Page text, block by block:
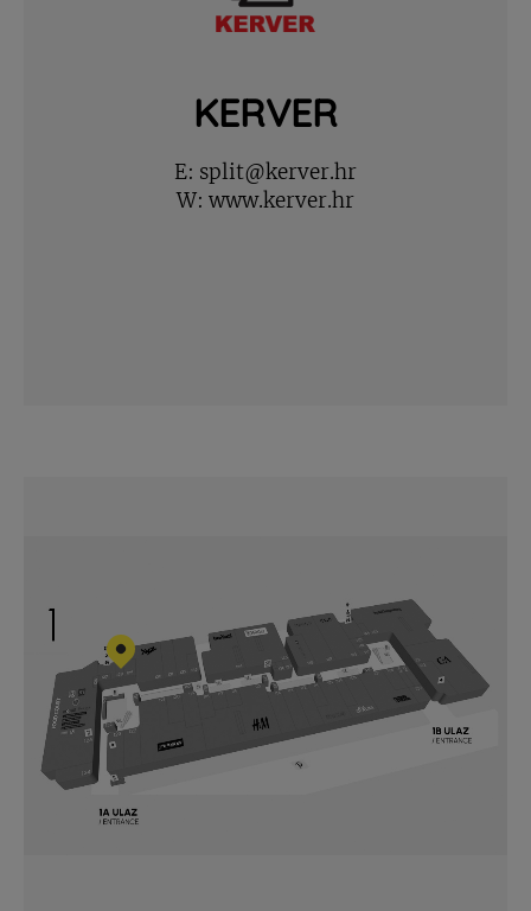
KERVER
E: split@kerver.hr
W: www.kerver.hr